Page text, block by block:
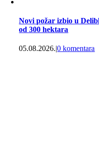
Novi požar izbio u
od 300 hektara
05.08.2026.|0 komentara